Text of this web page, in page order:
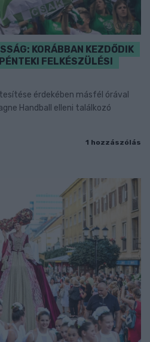
KORÁBBAN KEZDŐDIK
FELKÉSZÜLÉSI
érdekében másfél órával
Handball elleni találkozó
1 hozzászólás